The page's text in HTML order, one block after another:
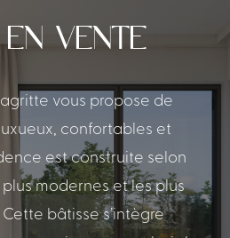
EN VENTE
vous propose de
luxueux, confortables et
est construite selon
plus modernes et les plus
Cette bâtisse s’intègre